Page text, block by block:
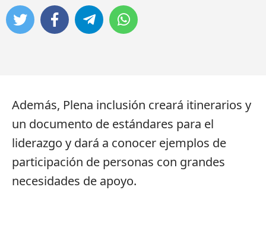
Además, Plena inclusión creará itinerarios y
un documento de estándares para el
liderazgo y dará a conocer ejemplos de
participación de personas con grandes
necesidades de apoyo.